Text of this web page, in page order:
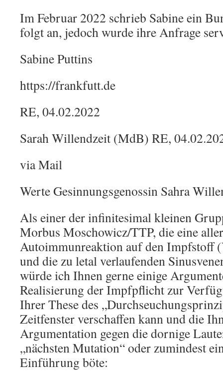
Im Februar 2022 schrieb Sabine ein
folgt an, jedoch wurde ihre Anfrage
Sabine Puttins
https://frankfutt.de
RE, 04.02.2022
Sarah Willendzeit (MdB) RE,
via Mail
Werte Gesinnungsgenossin Sahra
Als einer der infinitesimal kleinen
Morbus Moschowicz/TTP, die eine
Autoimmunreaktion auf den
und die zu letal verlaufenden
würde ich Ihnen gerne einige
Realisierung der Impfpflicht zur
Ihrer These des
Zeitfenster verschaffen kann und die
Argumentation gegen die dornige
„nächsten Mutation“ oder zumindest
Einführung böte: